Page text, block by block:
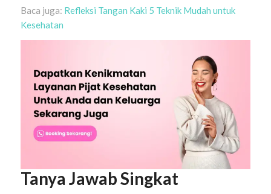
Baca juga: Refleksi Tangan Kaki 5 Teknik Mudah untuk
Kesehatan
Tanya Jawab Singkat